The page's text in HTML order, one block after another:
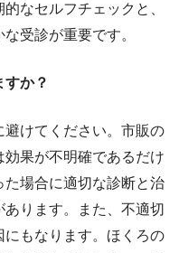
なセルフチェックと、
受診が重要です。
すか？
けてください。市販の
効果が不明確であるだけ
場合に適切な診断と治
ります。また、不適切
もなります。ほくろの